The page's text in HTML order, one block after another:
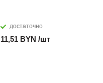
достаточно
11,51 BYN /шт